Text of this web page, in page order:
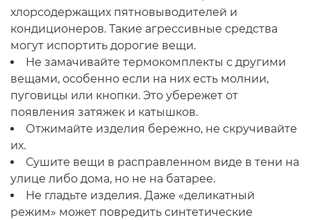
хлорсодержащих пятновыводителей и
кондиционеров. Такие агрессивные средства
могут испортить дорогие вещи.
Не замачивайте термокомплекты с другими
вещами, особенно если на них есть молнии,
пуговицы или кнопки. Это убережет от
появления затяжек и катышков.
Отжимайте изделия бережно, не скручивайте
их.
Сушите вещи в расправленном виде в тени на
улице либо дома, но не на батарее.
Не гладьте изделия. Даже «деликатный
режим» может повредить синтетические